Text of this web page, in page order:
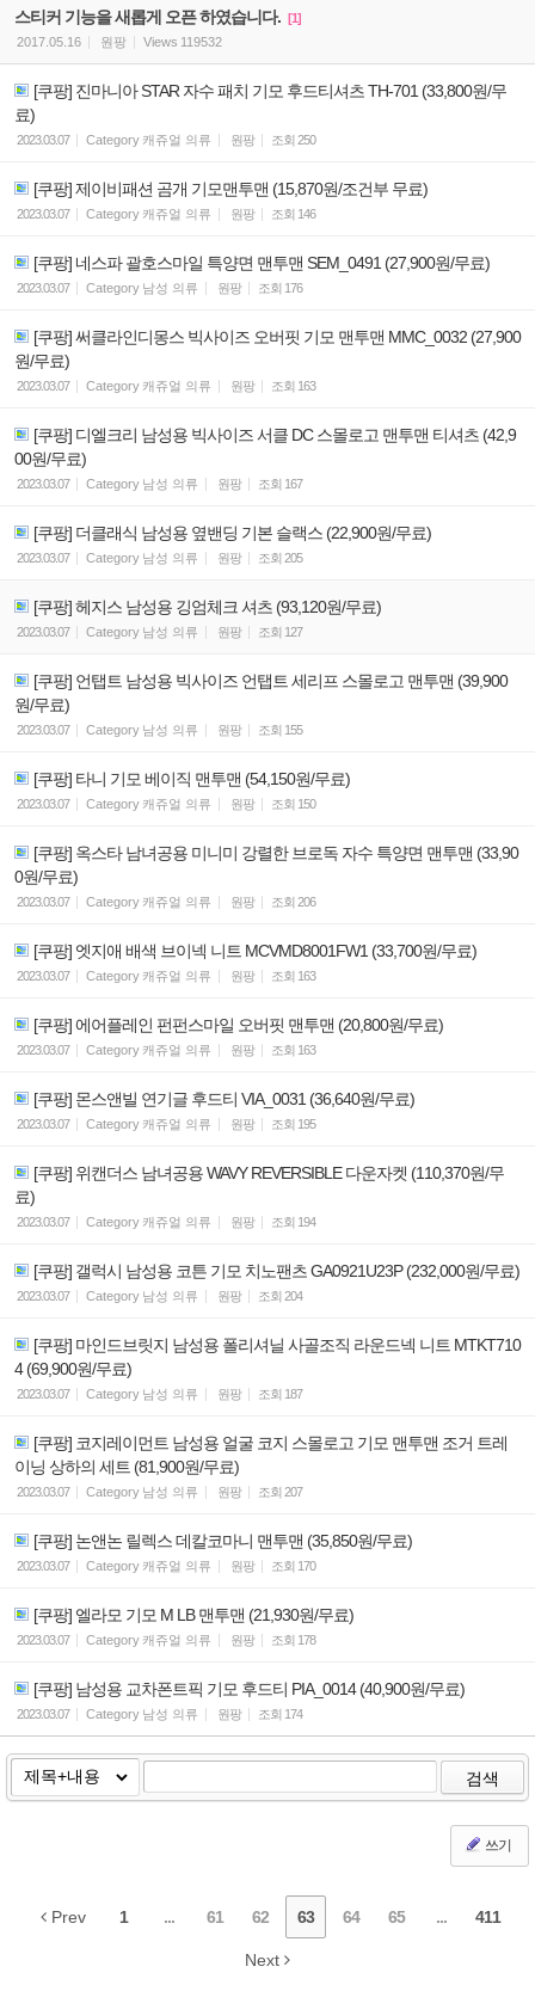
스티커 기능을 새롭게 오픈 하였습니다. [1]
2017.05.16
원팡 Views 119532
[쿠팡] 진마니아 STAR 자수 패치 기모 후드티셔츠 TH-701 (33,800원/무
료)
2023.03.07 Category 캐쥬얼 의류 원팡 조회 250
[쿠팡] 제이비패션 곰개 기모맨투맨 (15,870원/조건부 무료)
2023.03.07 Category 캐쥬얼 의류 원팡 조회 146
[쿠팡] 네스파 괄호스마일 특양면 맨투맨 SEM_0491 (27,900원/무료)
2023.03.07 Category 남성 의류 원팡 조회 176
[쿠팡] 써클라인디몽스 빅사이즈 오버핏 기모 맨투맨 MMC_0032 (27,900
원/무료)
2023.03.07 Category 캐쥬얼 의류 원팡 조회 163
[쿠팡] 디엘크리 남성용 빅사이즈 서클 DC 스몰로고 맨투맨 티셔츠 (42,9
00원/무료)
2023.03.07 Category 남성 의류 원팡 조회 167
[쿠팡] 더클래식 남성용 옆밴딩 기본 슬랙스 (22,900원/무료)
2023.03.07 Category 남성 의류 원팡 조회 205
[쿠팡] 헤지스 남성용 깅엄체크 셔츠 (93,120원/무료)
2023.03.07 Category 남성 의류 원팡 조회 127
[쿠팡] 언탭트 남성용 빅사이즈 언탭트 세리프 스몰로고 맨투맨 (39,900
원/무료)
2023.03.07 Category 남성 의류 원팡 조회 155
[쿠팡] 타니 기모 베이직 맨투맨 (54,150원/무료)
2023.03.07 Category 캐쥬얼 의류 원팡 조회 150
[쿠팡] 옥스타 남녀공용 미니미 강렬한 브로독 자수 특양면 맨투맨 (33,90
0원/무료)
2023.03.07 Category 캐쥬얼 의류 원팡 조회 206
[쿠팡] 엣지애 배색 브이넥 니트 MCVMD8001FW1 (33,700원/무료)
2023.03.07 Category 캐쥬얼 의류 원팡 조회 163
[쿠팡] 에어플레인 펀펀스마일 오버핏 맨투맨 (20,800원/무료)
2023.03.07 Category 캐쥬얼 의류 원팡 조회 163
[쿠팡] 몬스앤빌 연기글 후드티 VIA_0031 (36,640원/무료)
2023.03.07 Category 캐쥬얼 의류 원팡 조회 195
[쿠팡] 위캔더스 남녀공용 WAVY REVERSIBLE 다운자켓 (110,370원/무
료)
2023.03.07 Category 캐쥬얼 의류 원팡 조회 194
[쿠팡] 갤럭시 남성용 코튼 기모 치노팬츠 GA0921U23P (232,000원/무료)
2023.03.07 Category 남성 의류 원팡 조회 204
[쿠팡] 마인드브릿지 남성용 폴리셔닐 사골조직 라운드넥 니트 MTKT710
4 (69,900원/무료)
2023.03.07 Category 남성 의류 원팡 조회 187
[쿠팡] 코지레이먼트 남성용 얼굴 코지 스몰로고 기모 맨투맨 조거 트레
이닝 상하의 세트 (81,900원/무료)
2023.03.07 Category 남성 의류 원팡 조회 207
[쿠팡] 논앤논 릴렉스 데칼코마니 맨투맨 (35,850원/무료)
2023.03.07 Category 캐쥬얼 의류 원팡 조회 170
[쿠팡] 엘라모 기모 M LB 맨투맨 (21,930원/무료)
2023.03.07 Category 캐쥬얼 의류 원팡 조회 178
[쿠팡] 남성용 교차폰트픽 기모 후드티 PIA_0014 (40,900원/무료)
2023.03.07 Category 남성 의류 원팡 조회 174
검색
쓰기
Prev 1 ... 61 62 63 64 65 ... 411
Next